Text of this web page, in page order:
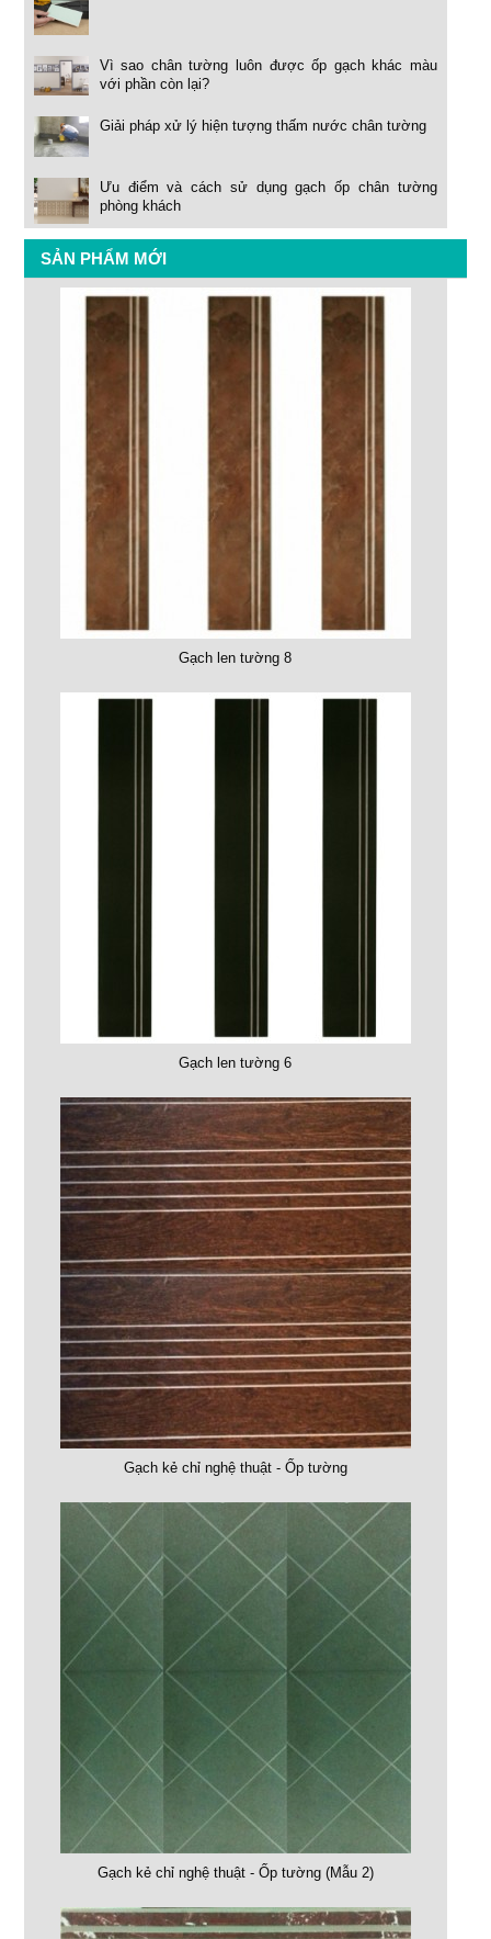
Vì sao chân tường luôn được ốp gạch khác màu
với phần còn lại?
Giải pháp xử lý hiện tượng thấm nước chân tường
Ưu điểm và cách sử dụng gạch ốp chân tường
phòng khách
SẢN PHẨM MỚI
Gạch len tường 8
Gạch len tường 6
Gạch kẻ chỉ nghệ thuật - Ốp tường
Gạch kẻ chỉ nghệ thuật - Ốp tường (Mẫu 2)